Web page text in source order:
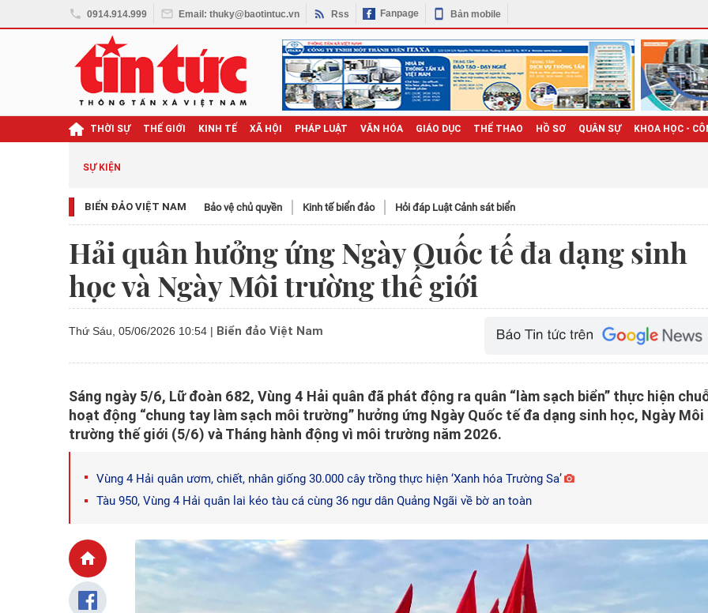
0914.914.999 Email: thuky@baotintuc.vn Rss Fanpage Bản mobile
THỜI SỰ THẾ GIỚI KINH TẾ XÃ HỘI PHÁP LUẬT VĂN HÓA GIÁO DỤC THỂ THAO HỒ SƠ QUÂN SỰ KHOA HỌC -
SỰ KIỆN
BIỂN ĐẢO VIỆT NAM Bảo vệ chủ quyền Kinh tế biển đảo Hỏi đáp Luật Cảnh sát biển
Hải quân hưởng ứng Ngày Quốc tế đa dạng sinh
học và Ngày Môi trường thế giới
Thứ Sáu, 05/06/2026 10:54 | Biển đảo Việt Nam
Sáng ngày 5/6, Lữ đoàn 682, Vùng 4 Hải quân đã phát động ra quân “làm sạch biển” thực hiện
hoạt động “chung tay làm sạch môi trường” hưởng ứng Ngày Quốc tế đa dạng sinh học, Ngày Môi
trường thế giới (5/6) và Tháng hành động vì môi trường năm 2026.
Vùng 4 Hải quân ươm, chiết, nhân giống 30.000 cây trồng thực hiện ‘Xanh hóa Trường Sa’
Tàu 950, Vùng 4 Hải quân lai kéo tàu cá cùng 36 ngư dân Quảng Ngãi về bờ an toàn